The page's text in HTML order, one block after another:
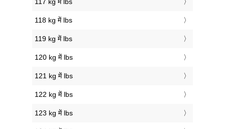
118 kg में lbs
119 kg में lbs
120 kg में lbs
121 kg में lbs
122 kg में lbs
123 kg में lbs